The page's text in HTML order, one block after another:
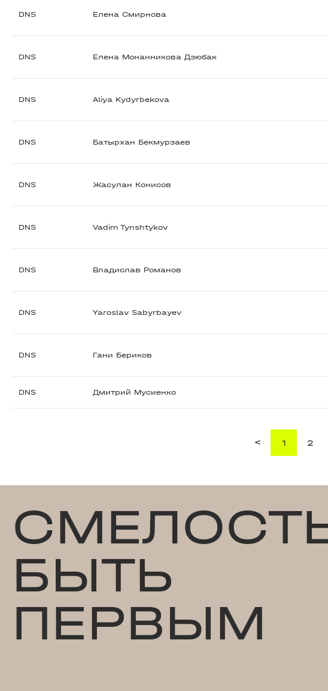
DNS Елена Смирнова
DNS Елена Монанникова Дзюбак
DNS Aliya Kydyrbekova
DNS Батырхан Бекмурзаев
DNS Жасулан Конисов
DNS Vadim Tynshtykov
DNS Владислав Романов
DNS Yaroslav Sabyrbayev
DNS Гани Бериков
DNS Дмитрий Мусиенко
< 1 2
БЫТЬ
ПЕРВЫМ